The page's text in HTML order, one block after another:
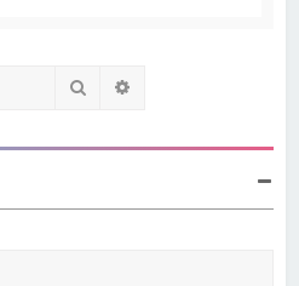
Rechercher